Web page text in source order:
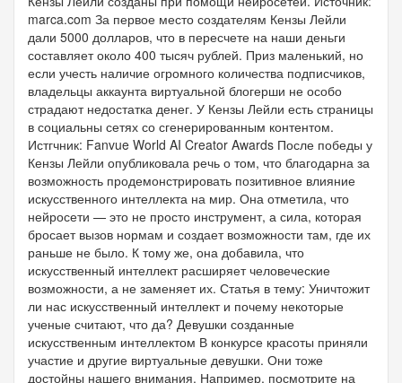
marca.com За первое место создателям Кензы Лейли
дали 5000 долларов, что в пересчете на наши деньги
составляет около 400 тысяч рублей. Приз маленький, но
если учесть наличие огромного количества подписчиков,
владельцы аккаунта виртуальной блогерши не особо
страдают недостатка денег. У Кензы Лейли есть страницы
в социальны сетях со сгенерированным контентом.
Истгчник: Fanvue World AI Creator Awards После победы у
Кензы Лейли опубликовала речь о том, что благодарна за
возможность продемонстрировать позитивное влияние
искусственного интеллекта на мир. Она отметила, что
нейросети — это не просто инструмент, а сила, которая
бросает вызов нормам и создает возможности там, где их
раньше не было. К тому же, она добавила, что
искусственный интеллект расширяет человеческие
возможности, а не заменяет их. Статья в тему: Уничтожит
ли нас искусственный интеллект и почему некоторые
ученые считают, что да? Девушки созданные
искусственным интеллектом В конкурсе красоты приняли
участие и другие виртуальные девушки. Они тоже
достойны нашего внимания. Например, посмотрите на